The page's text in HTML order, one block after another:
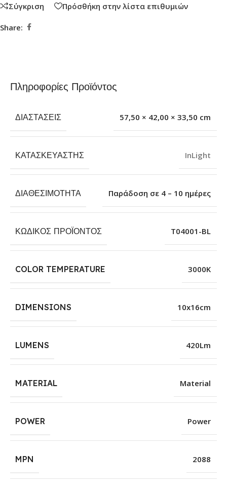
Σύγκριση Πρόσθήκη στην λίστα επιθυμιών
Share:
Πληροφορίες Προϊόντος
ΔΙΑΣΤΆΣΕΙΣ 57,50 × 42,00 × 33,50 cm
ΚΑΤΑΣΚΕΥΑΣΤΉΣ InLight
ΔΙΑΘΕΣΙΜΌΤΗΤΑ Παράδοση σε 4 – 10 ημέρες
ΚΩΔΙΚΌΣ ΠΡΟΪΌΝΤΟΣ T04001-BL
COLOR TEMPERATURE 3000K
DIMENSIONS 10x16cm
LUMENS 420Lm
MATERIAL Material
POWER Power
MPN 2088